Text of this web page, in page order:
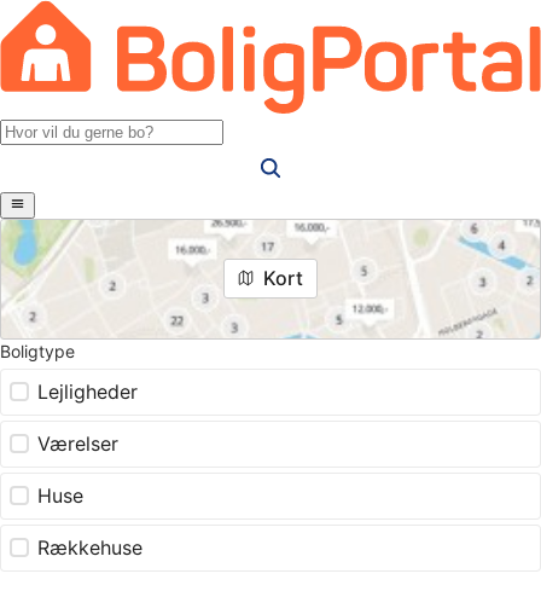
Kort
Boligtype
Lejligheder
Værelser
Huse
Rækkehuse